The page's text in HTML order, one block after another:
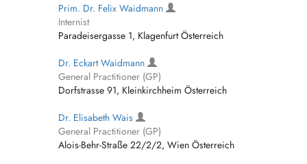
Prim. Dr. Felix Waidmann
Internist
Paradeisergasse 1, Klagenfurt Österreich
Dr. Eckart Waidmann
General Practitioner (GP)
Dorfstrasse 91, Kleinkirchheim Österreich
Dr. Elisabeth Wais
General Practitioner (GP)
Alois-Behr-Straße 22/2/2, Wien Österreich